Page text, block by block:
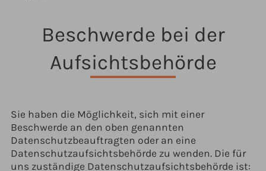
Beschwerde bei der
Aufsichtsbehörde
Sie haben die Möglichkeit, sich mit einer
Beschwerde an den oben genannten
Datenschutzbeauftragten oder an eine
Datenschutzaufsichtsbehörde zu wenden. Die für
uns zuständige Datenschutzaufsichtsbehörde ist: